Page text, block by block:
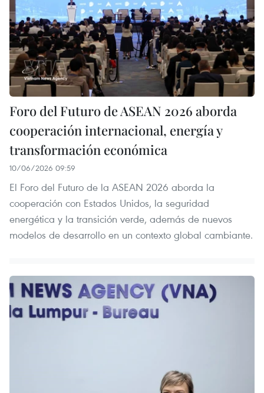
Foro del Futuro de ASEAN 2026 aborda
cooperación internacional, energía y
transformación económica
10/06/2026 09:59
El Foro del Futuro de la ASEAN 2026 aborda la
cooperación con Estados Unidos, la seguridad
energética y la transición verde, además de nuevos
modelos de desarrollo en un contexto global cambiante.